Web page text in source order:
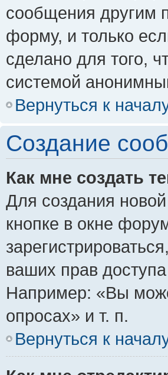
сообщения другим
форму, и только
сделано для того,
системой
Вернуться к
Создание
Как мне создать
Для создания
кнопке в окне
ваших прав
Например: «Вы
опросах» и т. п.
Вернуться к